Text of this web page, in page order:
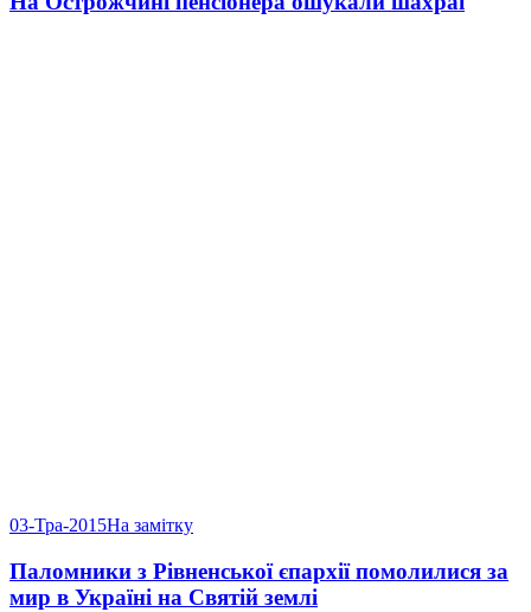
03-Тра-2015На замітку
Паломники з Рівненської єпархії помолилися за
мир в Україні на Святій землі